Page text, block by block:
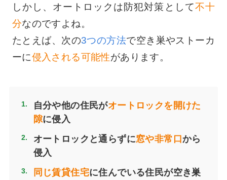
しかし、オートロックは防犯対策として不十
分なのですよね。
たとえば、次の3つの方法で空き巣やストーカ
ーに侵入される可能性があります。
自分や他の住民がオートロックを開けた
隙に侵入
オートロックと通らずに窓や非常口から
侵入
同じ賃貸住宅に住んでいる住民が空き巣